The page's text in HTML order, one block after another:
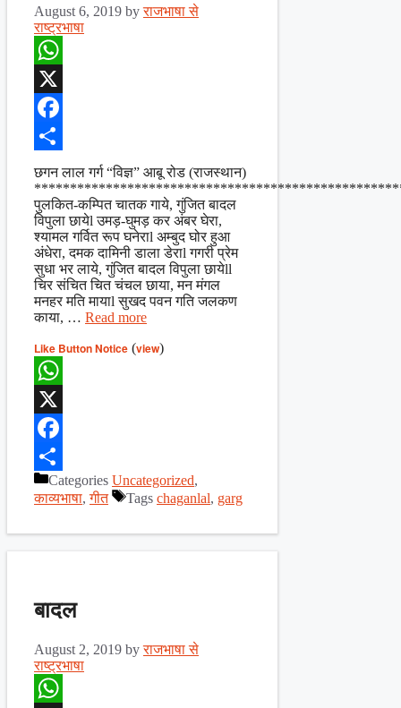
August 6, 2019 byराजभाषा से
राष्ट्रभाषा
WhatsApp
X
Facebook
छगन लाल गर्ग “विज्ञ” आबू रोड (राजस्थान)
पुलकित-कम्पित चातक गाये, गुंजित बादल
विपुला छायेl उमड़-घुमड़ कर अंबर घेरा,
श्यामल गर्वित रूप घनेराl अम्बुद घोर हुआ
अंधेरा, दमक दामिनी डाला डेराl गगरी प्रेम
सुधा भर लाये, गुंजित बादल विपुला छायेll
चिर संचित चित चंचल छाया, मन मंगल
मनहर मति मायाl सुखद पवन गति जलकण
काया, … Read more
Like Button Notice (view)
WhatsApp
X
Facebook
ShareCategories Uncategorized,
काव्यभाषा,गीत Tags chaganlal, garg
बादल
August 2, 2019 byराजभाषा से
राष्ट्रभाषा